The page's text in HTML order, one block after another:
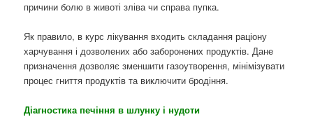
причини болю в животі зліва чи справа пупка.
Як правило, в курс лікування входить складання раціону
харчування і дозволених або заборонених продуктів. Дане
призначення дозволяє зменшити газоутворення, мінімізувати
процес гниття продуктів та виключити бродіння.
Діагностика печіння в шлунку і нудоти